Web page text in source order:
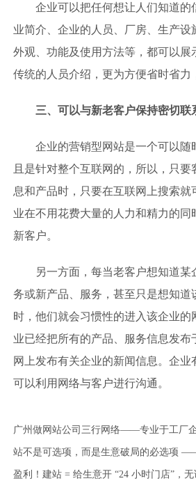
企业可以把任何想让人们知道的
业简介、企业的人员、厂房、生产设
外观、功能及使用方法等，都可以展
传统的人员介绍，更为方便省时省力
三、可以与新老客户保持密切联
企业的营销型网站是一个可以随
且是针对整个互联网的，所以，只
息和产品时，只要在互联网上搜索就
业在不用花费大量的人力和精力的同
新客户。
另一方面，每当老客户想知道某
务或新产品、服务，甚至只是想知道
时，他们就会习惯性的进入该企业的
业已经把所有的产品、服务信息发布
网上发布有关企业的新闻信息。企业
可以利用网络与客户进行沟通。
广州做网站公司三行网络——专业于工厂
站不是可选项，而是生意破局的必选项
盈利！建站 = 给生意开 “24 小时门店”，